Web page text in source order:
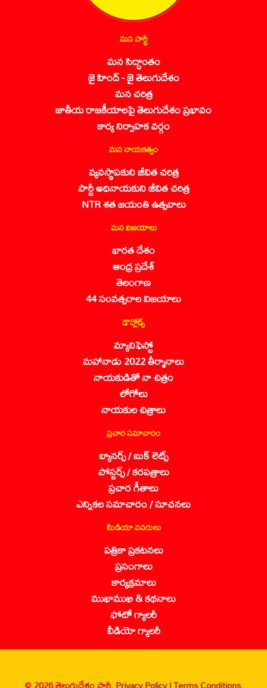
మన పార్టీ
మన సిద్ధాంతం
జై హింద్ - జై తెలుగుదేశం
మన చరిత్ర
జాతీయ రాజకీయాలపై తెలుగుదేశం ప్రభావం
కార్య నిర్వాహక వర్గం
మన నాయకత్వం
వ్యవస్థాపకుని జీవిత చరిత్ర
పార్టీ అధినాయకుని జీవిత చరిత్ర
NTR శత జయంతి ఉత్సవాలు
మన విజయాలు
భారత దేశం
ఆంధ్ర ప్రదేశ్
తెలంగాణ
44 సంవత్సరాల విజయాలు
డౌన్లోడ్స్
మ్యానిఫెస్టో
మహానాడు 2022 తీర్మానాలు
నాయకుడితో నా చిత్రం
లోగోలు
నాయకుల చిత్రాలు
ప్రచార సమాచారం
బ్యానర్స్ / బుక్ లెట్స్
పోస్టర్స్ / కరపత్రాలు
ప్రచార గీతాలు
ఎన్నికల సమాచారం / సూచనలు
మీడియా వనరులు
పత్రికా ప్రకటనలు
ప్రసంగాలు
కార్యక్రమాలు
ముఖాముఖి & కథనాలు
ఫోటో గ్యాలరీ
వీడియో గ్యాలరీ